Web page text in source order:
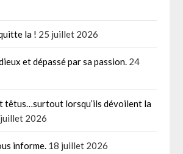
la ! 25 juillet 2026
et dépassé par sa passion. 24
têtus…surtout lorsqu’ils dévoilent la
2026
informe. 18 juillet 2026